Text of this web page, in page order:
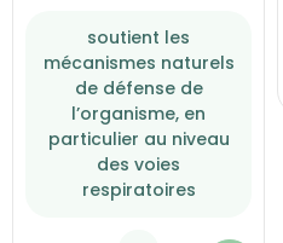
soutient les
mécanismes naturels
de défense de
l’organisme, en
particulier au niveau
des voies
respiratoires